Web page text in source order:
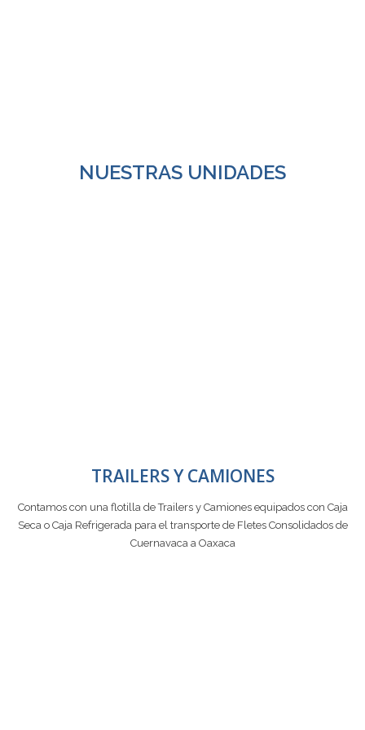
NUESTRAS UNIDADES
TRAILERS Y CAMIONES
Contamos con una flotilla de Trailers y Camiones equipados con Caja
Seca o Caja Refrigerada para el transporte de Fletes Consolidados de
Cuernavaca a Oaxaca